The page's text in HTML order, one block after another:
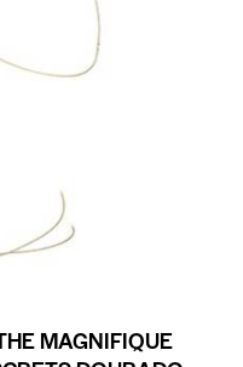
MAGNIFIQUE